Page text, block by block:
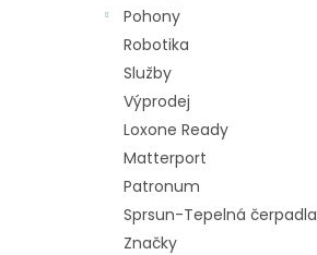
Pohony
Robotika
Služby
Výprodej
Loxone Ready
Matterport
Patronum
Sprsun-Tepelná čerpadla
Značky